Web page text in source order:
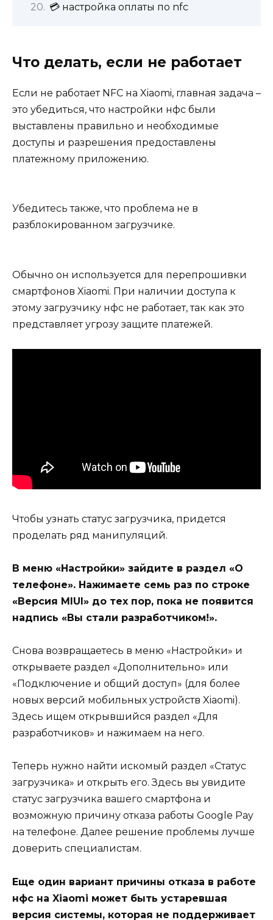
💳 настройка оплаты по nfc
Что делать, если не работает
Если не работает NFC на Xiaomi, главная задача –
это убедиться, что настройки нфс были
выставлены правильно и необходимые
доступы и разрешения предоставлены
платежному приложению.
Убедитесь также, что проблема не в
разблокированном загрузчике.
Обычно он используется для перепрошивки
смартфонов Xiaomi. При наличии доступа к
этому загрузчику нфс не работает, так как это
представляет угрозу защите платежей.
Чтобы узнать статус загрузчика, придется
проделать ряд манипуляций.
В меню «Настройки» зайдите в раздел «О
телефоне». Нажимаете семь раз по строке
«Версия MIUI» до тех пор, пока не появится
надпись «Вы стали разработчиком!».
Снова возвращаетесь в меню «Настройки» и
открываете раздел «Дополнительно» или
«Подключение и общий доступ» (для более
новых версий мобильных устройств Xiaomi).
Здесь ищем открывшийся раздел «Для
разработчиков» и нажимаем на него.
Теперь нужно найти искомый раздел «Статус
загрузчика» и открыть его. Здесь вы увидите
статус загрузчика вашего смартфона и
возможную причину отказа работы Google Pay
на телефоне. Далее решение проблемы лучше
доверить специалистам.
Еще один вариант причины отказа в работе
нфс на Xiaomi может быть устаревшая
версия системы, которая не поддерживает